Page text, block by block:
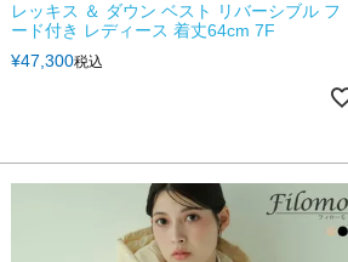
レッキス ＆ ダウン ベスト リバーシブル フ
ード付き レディース 着丈64cm 7F
¥47,300税込